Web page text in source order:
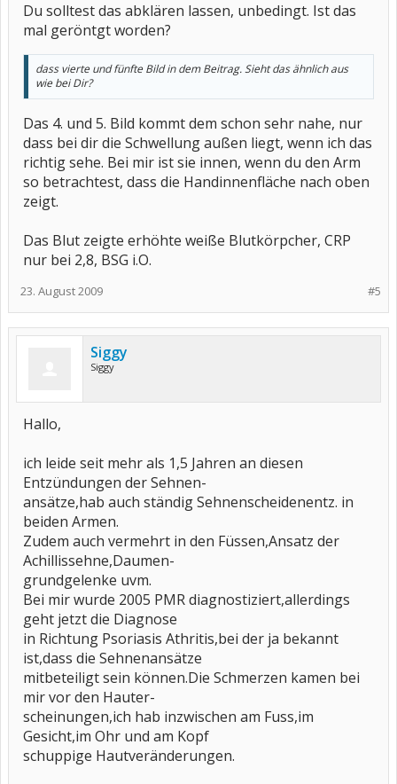
Du solltest das abklären lassen, unbedingt. Ist das
mal geröntgt worden?
dass vierte und fünfte Bild in dem Beitrag. Sieht das ähnlich aus
wie bei Dir?
Das 4. und 5. Bild kommt dem schon sehr nahe, nur
dass bei dir die Schwellung außen liegt, wenn ich das
richtig sehe. Bei mir ist sie innen, wenn du den Arm
so betrachtest, dass die Handinnenfläche nach oben
zeigt.
Das Blut zeigte erhöhte weiße Blutkörpcher, CRP
nur bei 2,8, BSG i.O.
#5
23. August 2009
Siggy
Siggy
Hallo,
ich leide seit mehr als 1,5 Jahren an diesen
Entzündungen der Sehnen-
ansätze,hab auch ständig Sehnenscheidenentz. in
beiden Armen.
Zudem auch vermehrt in den Füssen,Ansatz der
Achillissehne,Daumen-
grundgelenke uvm.
Bei mir wurde 2005 PMR diagnostiziert,allerdings
geht jetzt die Diagnose
in Richtung Psoriasis Athritis,bei der ja bekannt
ist,dass die Sehnenansätze
mitbeteiligt sein können.Die Schmerzen kamen bei
mir vor den Hauter-
scheinungen,ich hab inzwischen am Fuss,im
Gesicht,im Ohr und am Kopf
schuppige Hautveränderungen.